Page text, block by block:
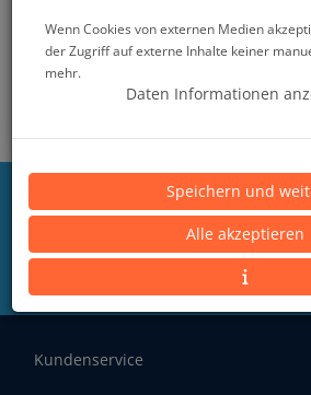
Schwimmhilfen &
Hier für unseren Tauchsport
Newsletter anmelden.
Kundenservice
Wenn Cookies von externen Medien
der Zugriff auf externe Inhalte keiner
mehr.
Daten Informationen
Speichern und
Alle akzeptieren